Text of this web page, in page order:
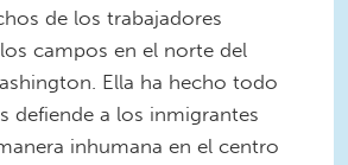
de los trabajadores
campos en el norte del
Ella ha hecho todo
defiende a los inmigrantes
inhumana en el centro